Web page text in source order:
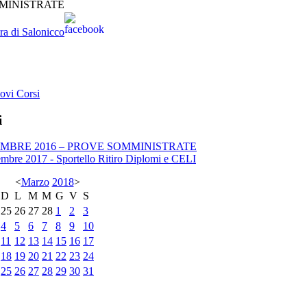
di Salonicco
2016 – PROVE SOMMINISTRATE
2017 - Sportello Ritiro Diplomi e CELI
<Marzo 2018>
D L M M G V S
25 26 27 28 1 2
3
4
5 6 7 8 9
10
11 12 13 14 15 16 17
18 19 20 21 22 23 24
25 26 27 28 29 30 31